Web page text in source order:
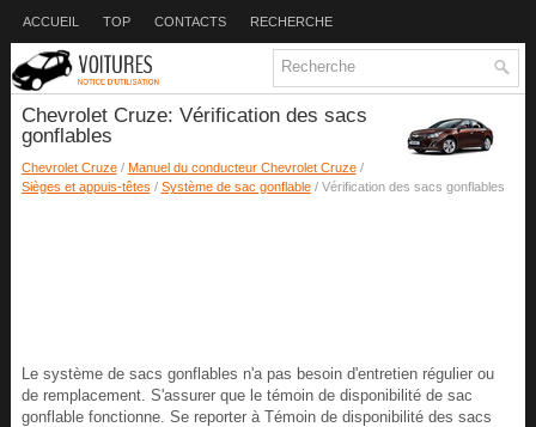
ACCUEIL TOP CONTACTS RECHERCHE
Chevrolet Cruze: Vérification des sacs
gonflables
Chevrolet Cruze/ Manuel du conducteur Chevrolet Cruze/
Sièges et appuis-têtes / Système de sac gonflable/ Vérification des sacs gonflables
Le système de sacs gonflables n'a pas besoin d'entretien régulier ou
de remplacement. S'assurer que le témoin de disponibilité de sac
gonflable fonctionne. Se reporter à Témoin de disponibilité des sacs